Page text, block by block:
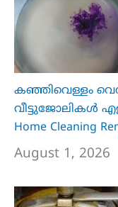
കഞ്ഞിവെള്ളം
വീട്ടുജോലികൾ
Home Cleaning
August 1, 2026